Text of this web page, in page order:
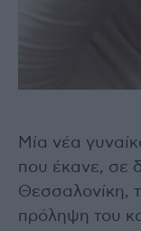
Μία νέα
που έκανε, σε
Θεσσαλονίκη,
πρόληψη του